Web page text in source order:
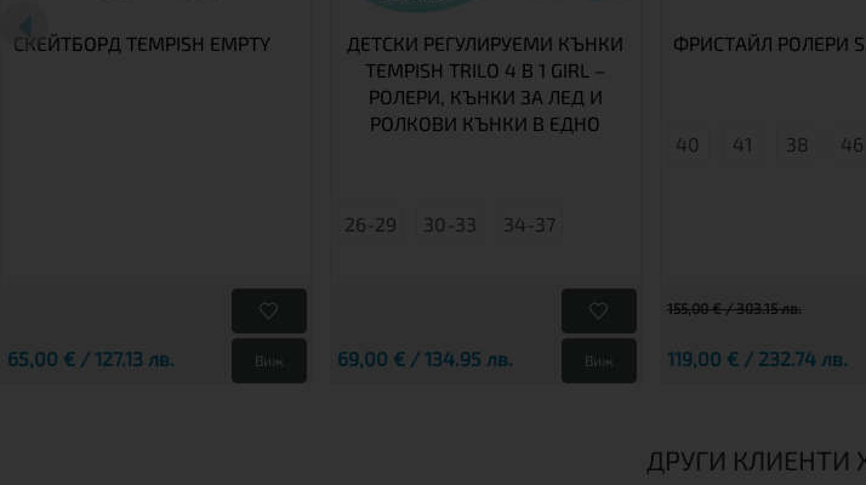
СКЕЙТБОРД TEMPISH EMPTY
65,00 € / 127.13 лв. Виж
ДЕТСКИ РЕГУЛИРУЕМИ КЪНКИ
TEMPISH TRILO 4 В 1 GIRL –
РОЛЕРИ, КЪНКИ ЗА ЛЕД И
РОЛКОВИ КЪНКИ В ЕДНО
26-29 30-33 34-37
69,00 € / 134.95 лв. Виж
ФРИСТАЙЛ РОЛЕРИ
40 41 38 46
155,00 € / 303.15 лв.
119,00 € / 232.74 лв.
ДРУГИ КЛИЕНТИ